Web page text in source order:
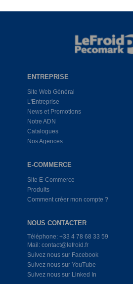
ENTREPRISE
Site Web Général
L'Entreprise
News et Promotions
Notre ADN
Catalogues
Nos Agences
E-COMMERCE
Site E-Commerce
Produits
Comment créer mon compte ?
NOUS CONTACTER
Téléphone: +33 4 78 68 33 59
Mail: contact@lefroid.fr
Suivez nous sur Facebook
Suivez nous sur YouTube
Suivez nous sur Linked In